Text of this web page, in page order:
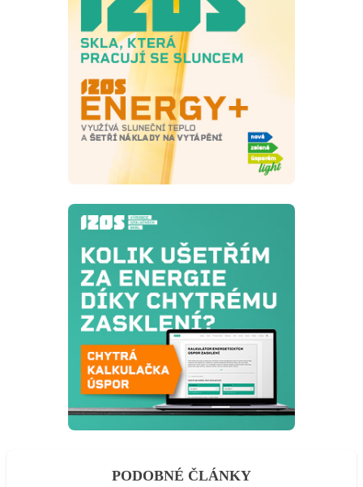
PODOBNÉ ČLÁNKY